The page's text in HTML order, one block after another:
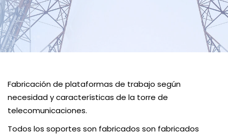
Fabricación de plataformas de trabajo según
necesidad y características de la torre de
telecomunicaciones.
Todos los soportes son fabricados son fabricados